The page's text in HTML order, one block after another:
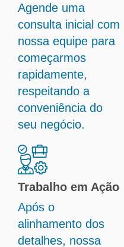
Agende uma
consulta inicial com
nossa equipe para
começarmos
rapidamente,
respeitando a
conveniência do
seu negócio.
Trabalho em Ação
Após o
alinhamento dos
detalhes, nossa